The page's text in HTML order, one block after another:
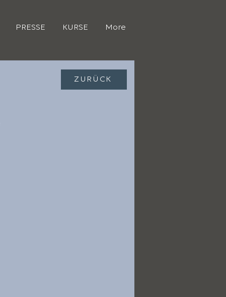
PRESSE KURSE More
ZURÜCK